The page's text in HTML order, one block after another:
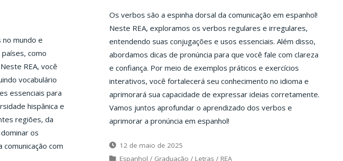
Os verbos são a espinha dorsal da comunicação em espanhol!
Neste REA, exploramos os verbos regulares e irregulares,
entendendo suas conjugações e usos essenciais. Além disso,
abordamos dicas de pronúncia para que você fale com clareza
e confiança. Por meio de exemplos práticos e exercícios
interativos, você fortalecerá seu conhecimento no idioma e
aprimorará sua capacidade de expressar ideias corretamente.
Vamos juntos aprofundar o aprendizado dos verbos e
aprimorar a pronúncia em espanhol!
12 de maio de 2025
Espanhol / Graduação / Letras / REA
no mundo e
como
REA, você
vocabulário
essenciais para
hispânica e
regiões, da
os
com